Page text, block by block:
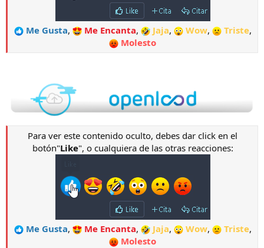
Me Gusta, Me Encanta, Jaja, Wow, Triste,
Molesto
Para ver este contenido oculto, debes dar click en el
botón"Like", o cualquiera de las otras reacciones:
Me Gusta, Me Encanta, Jaja, Wow, Triste,
Molesto